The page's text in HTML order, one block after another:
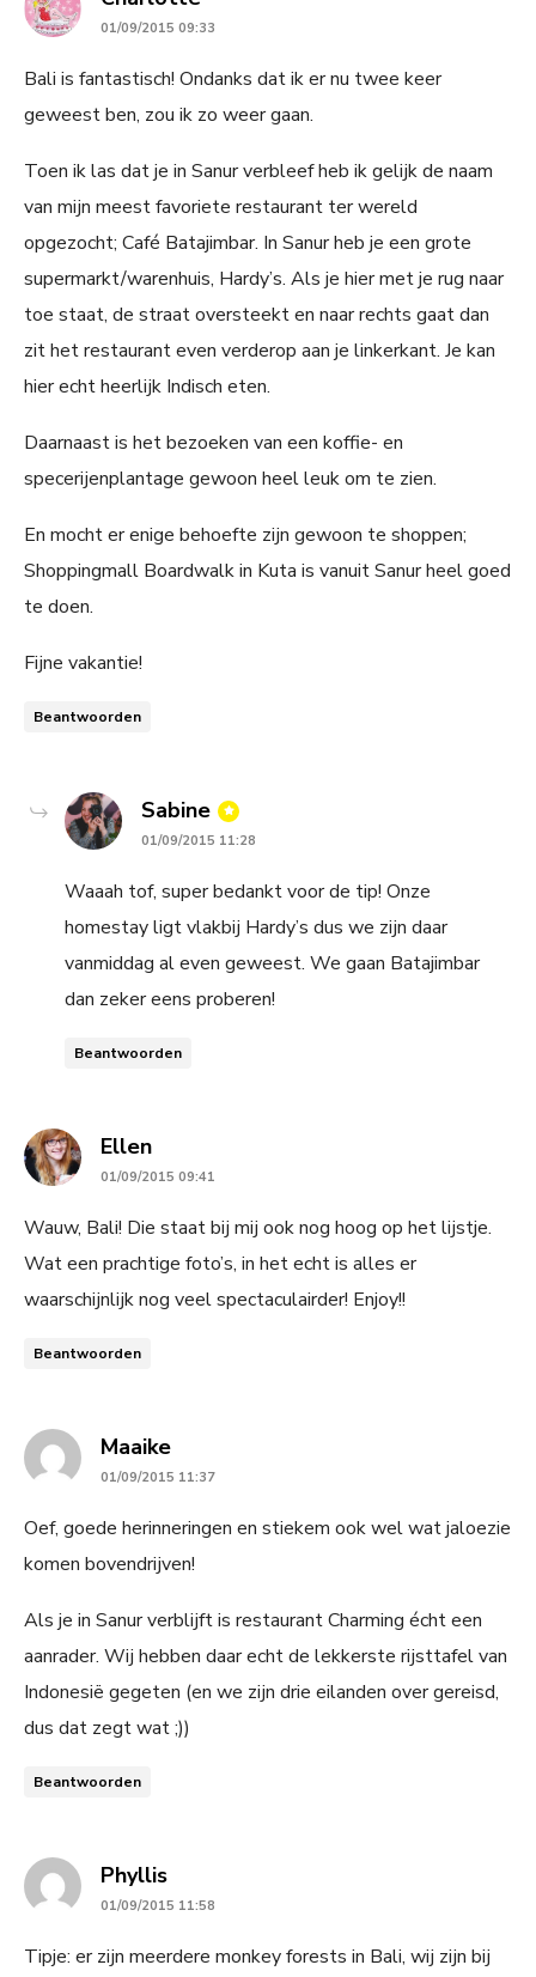
01/09/2015 09:33
Bali is fantastisch! Ondanks dat ik er nu twee keer
geweest ben, zou ik zo weer gaan.
Toen ik las dat je in Sanur verbleef heb ik gelijk de naam
van mijn meest favoriete restaurant ter wereld
opgezocht; Café Batajimbar. In Sanur heb je een grote
supermarkt/warenhuis, Hardy’s. Als je hier met je rug naar
toe staat, de straat oversteekt en naar rechts gaat dan
zit het restaurant even verderop aan je linkerkant. Je kan
hier echt heerlijk Indisch eten.
Daarnaast is het bezoeken van een koffie- en
specerijenplantage gewoon heel leuk om te zien.
En mocht er enige behoefte zijn gewoon te shoppen;
Shoppingmall Boardwalk in Kuta is vanuit Sanur heel goed
te doen.
Fijne vakantie!
Beantwoorden
Sabine says:
01/09/2015 11:28
Waaah tof, super bedankt voor de tip! Onze
homestay ligt vlakbij Hardy’s dus we zijn daar
vanmiddag al even geweest. We gaan Batajimbar
dan zeker eens proberen!
Beantwoorden
Ellensays:
01/09/2015 09:41
Wauw, Bali! Die staat bij mij ook nog hoog op het lijstje.
Wat een prachtige foto’s, in het echt is alles er
waarschijnlijk nog veel spectaculairder! Enjoy!!
Beantwoorden
Maaikesays:
01/09/2015 11:37
Oef, goede herinneringen en stiekem ook wel wat jaloezie
komen bovendrijven!
Als je in Sanur verblijft is restaurant Charming écht een
aanrader. Wij hebben daar echt de lekkerste rijsttafel van
Indonesië gegeten (en we zijn drie eilanden over gereisd,
dus dat zegt wat ;))
Beantwoorden
Phyllissays:
01/09/2015 11:58
Tipje: er zijn meerdere monkey forests in Bali, wij zijn bij